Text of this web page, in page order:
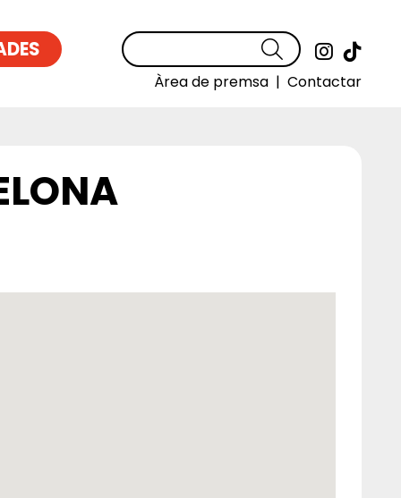
Link a
Cercar
Àrea de premsa | Contactar